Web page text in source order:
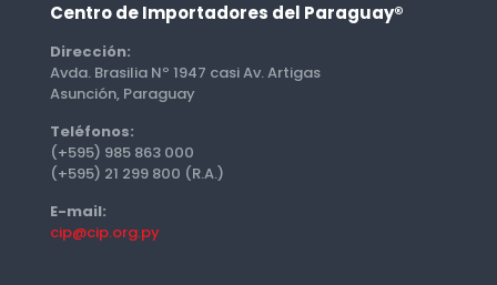
Centro de Importadores del Paraguay®
Dirección:
Avda. Brasilia Nº 1947 casi Av. Artigas
Asunción, Paraguay
Teléfonos:
(+595) 985 863 000
(+595) 21 299 800 (R.A.)
E-mail:
cip@cip.org.py